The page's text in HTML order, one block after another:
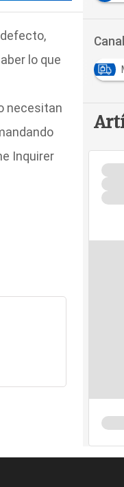
lo que
necesitan
Inquirer